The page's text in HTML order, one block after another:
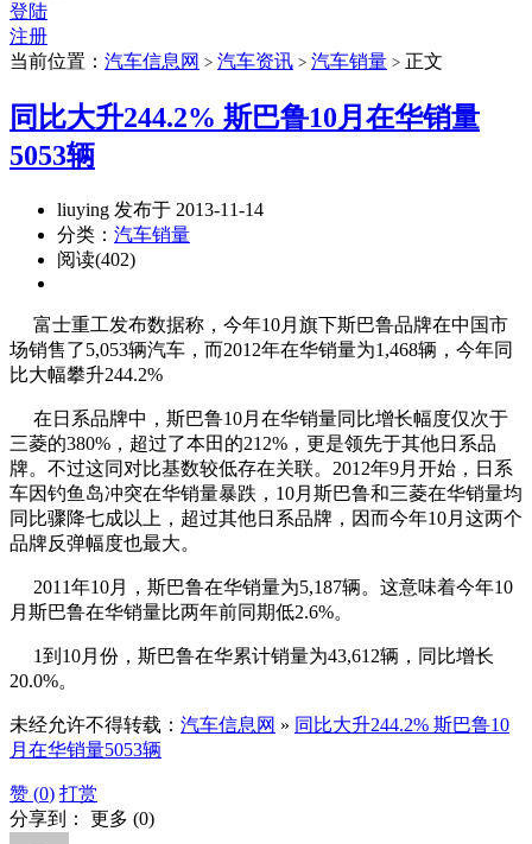
登陆
注册
当前位置： 汽车信息网 > 汽车资讯 > 汽车销量 > 正文
同比大升244.2% 斯巴鲁10月在华销量
5053辆
liuying 发布于 2013-11-14
分类： 汽车销量
阅读(402)
富士重工发布数据称，今年10月旗下斯巴鲁品牌在中国市
场销售了5,053辆汽车，而2012年在华销量为1,468辆，今年同
比大幅攀升244.2%
在日系品牌中，斯巴鲁10月在华销量同比增长幅度仅次于
三菱的380%，超过了本田的212%，更是领先于其他日系品
牌。不过这同对比基数较低存在关联。2012年9月开始，日系
车因钓鱼岛冲突在华销量暴跌，10月斯巴鲁和三菱在华销量均
同比骤降七成以上，超过其他日系品牌，因而今年10月这两个
品牌反弹幅度也最大。
2011年10月，斯巴鲁在华销量为5,187辆。这意味着今年10
月斯巴鲁在华销量比两年前同期低2.6%。
1到10月份，斯巴鲁在华累计销量为43,612辆，同比增长
20.0%。
未经允许不得转载： 汽车信息网 » 同比大升244.2% 斯巴鲁10
月在华销量5053辆
赞 (0) 打赏
分享到： 更多 (0)